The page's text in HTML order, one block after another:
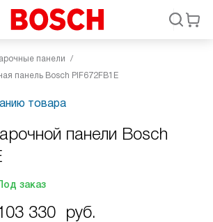
панели
панель Bosch PIF672FB1E
товара
панели Bosch
заказ
330 руб.